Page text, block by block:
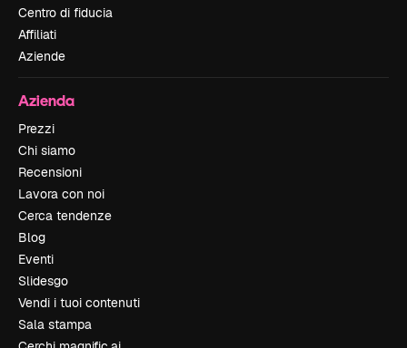
Centro di fiducia
Affiliati
Aziende
Azienda
Prezzi
Chi siamo
Recensioni
Lavora con noi
Cerca tendenze
Blog
Eventi
Slidesgo
Vendi i tuoi contenuti
Sala stampa